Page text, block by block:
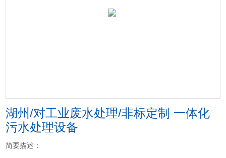
湖州/对工业废水处理/非标定制 一体化
污水处理设备
简要描述：